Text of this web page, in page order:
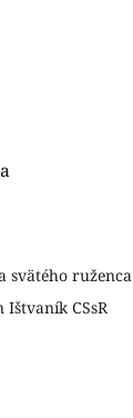
svätého ruženca
Ištvaník CSsR